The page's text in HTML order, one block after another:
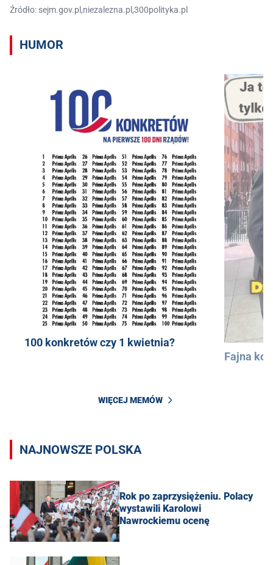
Źródło: sejm.gov.pl,niezalezna.pl,300polityka.pl
HUMOR
100 konkretów czy 1 kwietnia?
Fajna
WIĘCEJ MEMÓW
NAJNOWSZE POLSKA
Rok po zaprzysiężeniu. Polacy
wystawili Karolowi
Nawrockiemu ocenę